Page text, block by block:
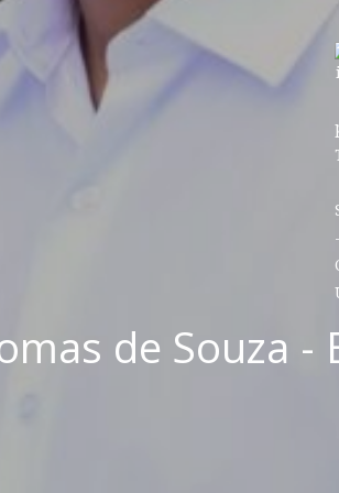
de Souza -